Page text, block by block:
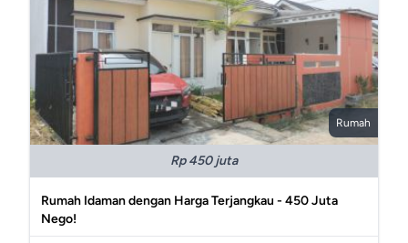
Rumah
Rp 450 juta
Rumah Idaman dengan Harga Terjangkau - 450 Juta
Nego!